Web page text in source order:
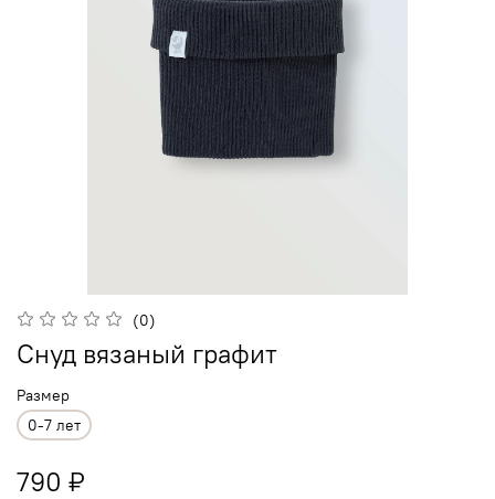
(0)
Снуд вязаный графит
Размер
0-7 лет
790 ₽